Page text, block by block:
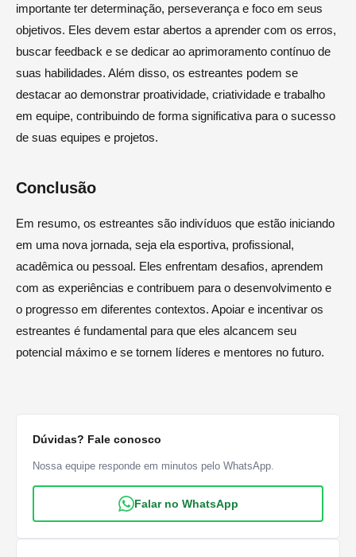
importante ter determinação, perseverança e foco em seus
objetivos. Eles devem estar abertos a aprender com os erros,
buscar feedback e se dedicar ao aprimoramento contínuo de
suas habilidades. Além disso, os estreantes podem se
destacar ao demonstrar proatividade, criatividade e trabalho
em equipe, contribuindo de forma significativa para o sucesso
de suas equipes e projetos.
Conclusão
Em resumo, os estreantes são indivíduos que estão iniciando
em uma nova jornada, seja ela esportiva, profissional,
acadêmica ou pessoal. Eles enfrentam desafios, aprendem
com as experiências e contribuem para o desenvolvimento e
o progresso em diferentes contextos. Apoiar e incentivar os
estreantes é fundamental para que eles alcancem seu
potencial máximo e se tornem líderes e mentores no futuro.
Dúvidas? Fale conosco
Nossa equipe responde em minutos pelo WhatsApp.
Falar no WhatsApp